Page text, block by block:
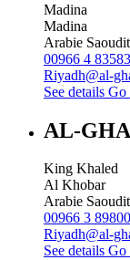
Madina
Madina
Arabie
00966 4
Riyadh@al-
See details
AL-
King Khaled
Al Khobar
Arabie
00966 3
Riyadh@al-
See details